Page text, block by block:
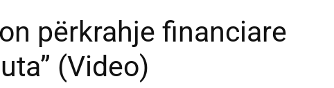
përkrahje financiare
(Video)